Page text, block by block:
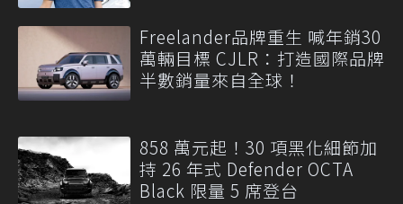
Freelander品牌重生 喊年銷30
萬輛目標 CJLR：打造國際品牌
半數銷量來自全球！
858 萬元起！30 項黑化細節加
持 26 年式 Defender OCTA
Black 限量 5 席登台